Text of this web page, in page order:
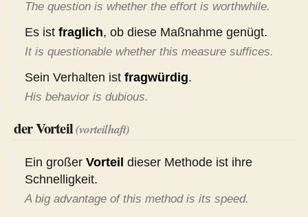
The question is whether the effort is worthwhile.
Es ist fraglich, ob diese Maßnahme genügt.
It is questionable whether this measure suffices.
Sein Verhalten ist fragwürdig.
His behavior is dubious.
der Vorteil(vorteilhaft)
Ein großer Vorteil dieser Methode ist ihre
Schnelligkeit.
A big advantage of this method is its speed.